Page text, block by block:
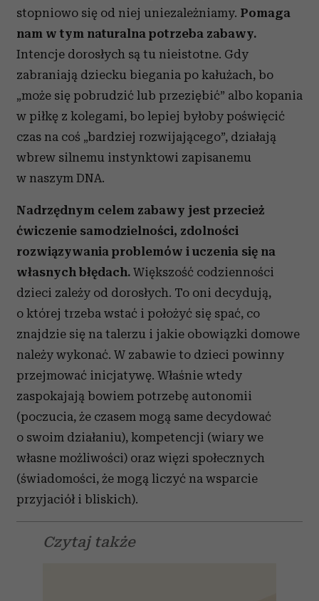
stopniowo się od niej uniezależniamy. Pomaga
nam w tym naturalna potrzeba zabawy.
Intencje dorosłych są tu nieistotne. Gdy
zabraniają dziecku biegania po kałużach, bo
„może się pobrudzić lub przeziębić” albo kopania
w piłkę z kolegami, bo lepiej byłoby poświęcić
czas na coś „bardziej rozwijającego”, działają
wbrew silnemu instynktowi zapisanemu
w naszym DNA.
Nadrzędnym celem zabawy jest przecież
ćwiczenie samodzielności, zdolności
rozwiązywania problemów i uczenia się na
własnych błędach. Większość codzienności
dzieci zależy od dorosłych. To oni decydują,
o której trzeba wstać i położyć się spać, co
znajdzie się na talerzu i jakie obowiązki domowe
należy wykonać. W zabawie to dzieci powinny
przejmować inicjatywę. Właśnie wtedy
zaspokajają bowiem potrzebę autonomii
(poczucia, że czasem mogą same decydować
o swoim działaniu), kompetencji (wiary we
własne możliwości) oraz więzi społecznych
(świadomości, że mogą liczyć na wsparcie
przyjaciół i bliskich).
Czytaj także